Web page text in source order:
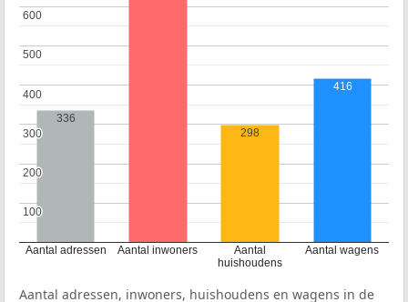
Aantal adressen Aantal inwoners
Aantal
huishoudens
Aantal wagens
100
100
200
200
300
300
400
400
500
500
600
600
336
298
416
Aantal adressen, inwoners, huishoudens en wagens in de